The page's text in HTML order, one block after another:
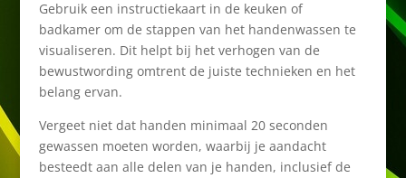
Gebruik een instructiekaart in de keuken of
badkamer om de stappen van het handenwassen te
visualiseren. Dit helpt bij het verhogen van de
bewustwording omtrent de juiste technieken en het
belang ervan.
Vergeet niet dat handen minimaal 20 seconden
gewassen moeten worden, waarbij je aandacht
besteedt aan alle delen van je handen, inclusief de